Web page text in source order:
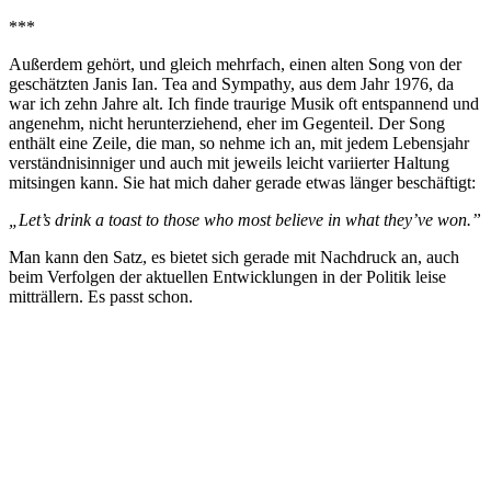
***
Außerdem gehört, und gleich mehrfach, einen alten Song von der
geschätzten Janis Ian. Tea and Sympathy, aus dem Jahr 1976, da
war ich zehn Jahre alt. Ich finde traurige Musik oft entspannend und
angenehm, nicht herunterziehend, eher im Gegenteil. Der Song
enthält eine Zeile, die man, so nehme ich an, mit jedem Lebensjahr
verständnisinniger und auch mit jeweils leicht variierter Haltung
mitsingen kann. Sie hat mich daher gerade etwas länger beschäftigt:
„Let’s drink a toast to those who most believe in what they’ve won.”
Man kann den Satz, es bietet sich gerade mit Nachdruck an, auch
beim Verfolgen der aktuellen Entwicklungen in der Politik leise
mitträllern. Es passt schon.